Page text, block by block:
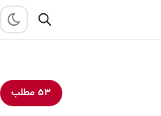
۵۳ مطلب